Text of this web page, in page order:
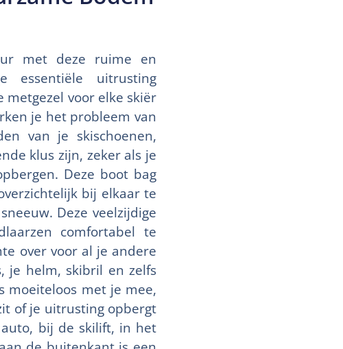
met deze ruime en
uitrusting
metgezel voor elke skiër
je het probleem van
van je skischoenen,
klus zijn, zeker als je
Deze boot bag
bij elkaar te
Deze veelzijdige
comfortabel te
over voor al je andere
je helm, skibril en zelfs
moeiteloos met je mee,
of je uitrusting opbergt
bij de skilift, in het